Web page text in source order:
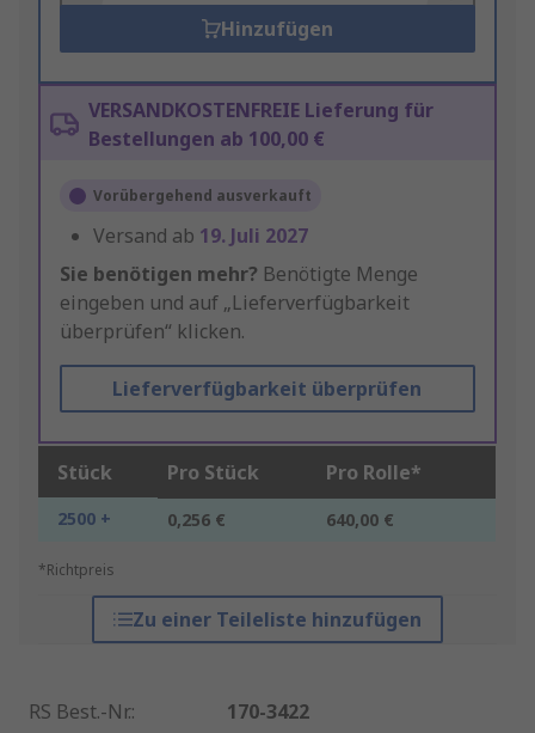
Hinzufügen
VERSANDKOSTENFREIE Lieferung für
Bestellungen ab 100,00 €
Vorübergehend ausverkauft
Versand ab 19. Juli 2027
Sie benötigen mehr? Benötigte Menge
eingeben und auf „Lieferverfügbarkeit
überprüfen“ klicken.
Lieferverfügbarkeit überprüfen
Stück Pro Stück Pro Rolle*
2500 + 0,256 € 640,00 €
*Richtpreis
Zu einer Teileliste hinzufügen
RS Best.-Nr.:
170-3422